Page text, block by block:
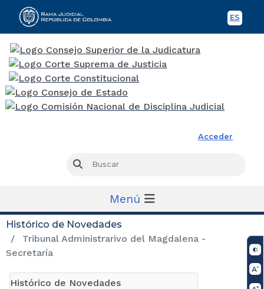
ES
Acceder
Buscar
Menú
Histórico de Novedades
Tribunal Administrarivo del Magdalena -
Secretaría
Histórico de Novedades